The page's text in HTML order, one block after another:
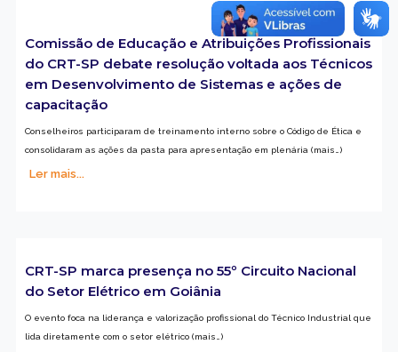
Comissão de Educação e Atribuições Profissionais
do CRT-SP debate resolução voltada aos Técnicos
em Desenvolvimento de Sistemas e ações de
capacitação
Conselheiros participaram de treinamento interno sobre o Código de Ética e
consolidaram as ações da pasta para apresentação em plenária (mais…)
Ler mais...
CRT-SP marca presença no 55º Circuito Nacional
do Setor Elétrico em Goiânia
O evento foca na liderança e valorização profissional do Técnico Industrial que
lida diretamente com o setor elétrico (mais…)